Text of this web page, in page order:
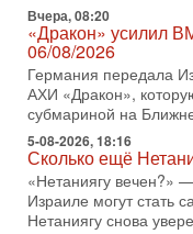
30-07-2026, 17:59
Иран доведет
оценка от
Ситуация вокруг
с каждым днем.
отменил решение о
30-07-2026, 16:54
Покупатель
запретить полеты
Вокруг возможной
разгорается громкий
Вчера, 08:20
«Дракон» усилил
06/08/2026
Германия передала
АХИ «Дракон»,
субмариной на
5-08-2026, 18:16
Сколько ещё
«Нетаниягу вечен?»
Израиле могут стать
Нетаниягу снова